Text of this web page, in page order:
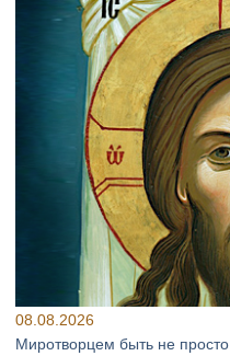
08.08.2026
Миротворцем быть не просто